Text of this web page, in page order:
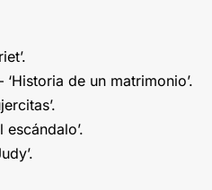
de un matrimonio’.
escándalo’.